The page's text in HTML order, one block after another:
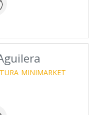
MINIMARKET